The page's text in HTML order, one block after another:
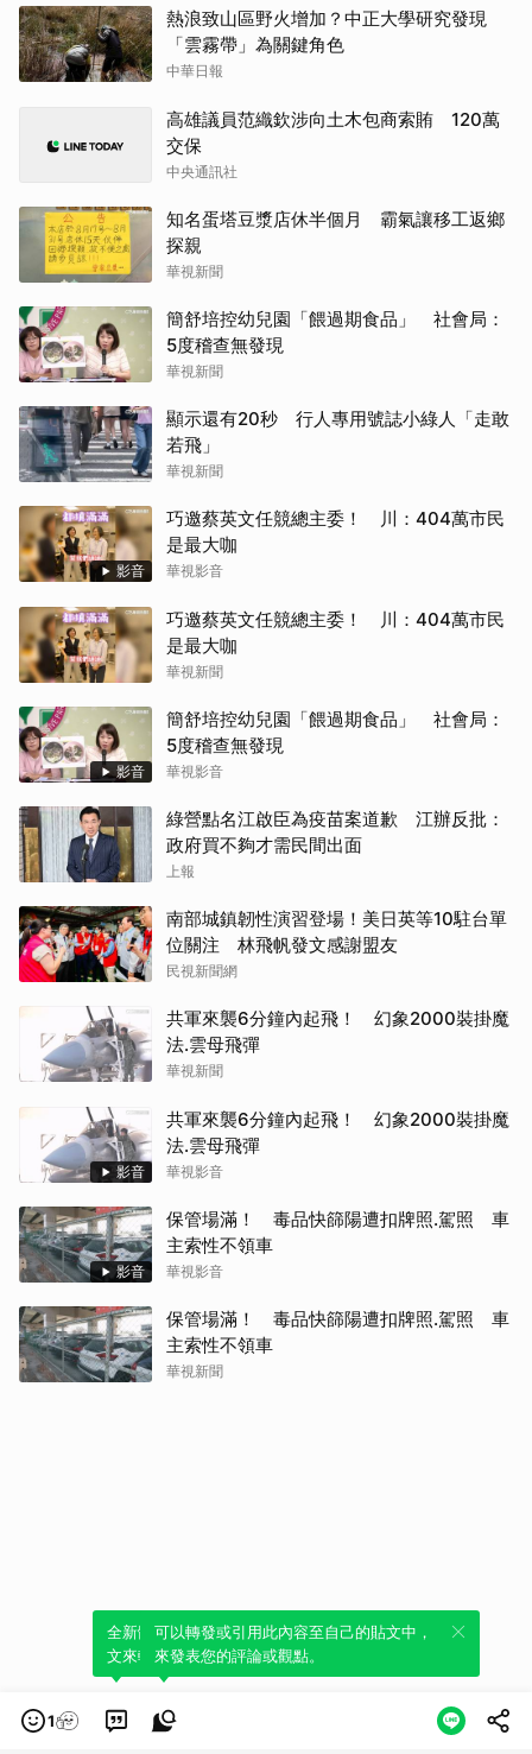
熱浪致山區野火增加？中正大學研究發現
「雲霧帶」為關鍵角色
中華日報
高雄議員范織欽涉向土木包商索賄 120萬
交保
中央通訊社
知名蛋塔豆漿店休半個月 霸氣讓移工返鄉
探親
華視新聞
簡舒培控幼兒園「餵過期食品」 社會局：
5度稽查無發現
華視新聞
顯示還有20秒 行人專用號誌小綠人「走敢
若飛」
華視新聞
影音
巧邀蔡英文任競總主委！ 川：404萬市民
是最大咖
華視影音
巧邀蔡英文任競總主委！ 川：404萬市民
是最大咖
華視新聞
影音
簡舒培控幼兒園「餵過期食品」 社會局：
5度稽查無發現
華視影音
綠營點名江啟臣為疫苗案道歉 江辦反批：
政府買不夠才需民間出面
上報
南部城鎮韌性演習登場！美日英等10駐台單
位關注 林飛帆發文感謝盟友
民視新聞網
共軍來襲6分鐘內起飛！ 幻象2000裝掛魔
法.雲母飛彈
華視新聞
影音
共軍來襲6分鐘內起飛！ 幻象2000裝掛魔
法.雲母飛彈
華視影音
影音
保管場滿！ 毒品快篩陽遭扣牌照.駕照 車
主索性不領車
華視影音
保管場滿！ 毒品快篩陽遭扣牌照.駕照 車
主索性不領車
華視新聞
1
全新體驗！一鍵引用此內容，透過發布貼
文來輕鬆表達個人立場。
可以轉發或引用此內容至自己的貼文中，
來發表您的評論或觀點。